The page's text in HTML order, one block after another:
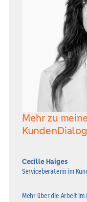
Mehr zu
Cecille Haiges
Serviceberaterin im
Mehr über die Arbeit